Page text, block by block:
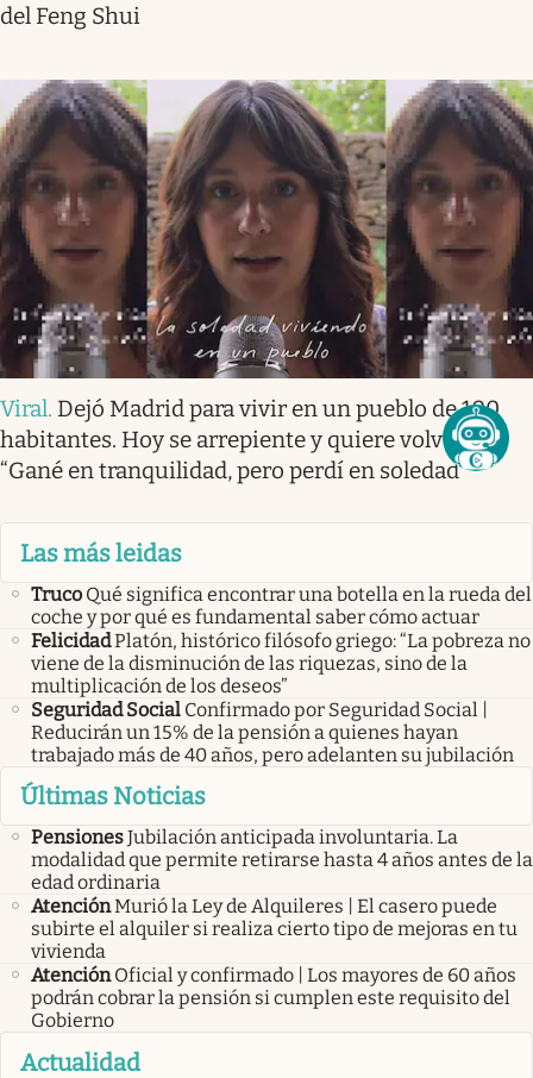
del Feng Shui
Viral. Dejó Madrid para vivir en un pueblo de 100
habitantes. Hoy se arrepiente y quiere volver:
“Gané en tranquilidad, pero perdí en soledad”
Las más leidas
Truco Qué significa encontrar una botella en la rueda del
coche y por qué es fundamental saber cómo actuar
FelicidadPlatón, histórico filósofo griego: “La pobreza no
viene de la disminución de las riquezas, sino de la
multiplicación de los deseos”
Seguridad Social Confirmado por Seguridad Social |
Reducirán un 15% de la pensión a quienes hayan
trabajado más de 40 años, pero adelanten su jubilación
Últimas Noticias
PensionesJubilación anticipada involuntaria. La
modalidad que permite retirarse hasta 4 años antes de la
edad ordinaria
AtenciónMurió la Ley de Alquileres | El casero puede
subirte el alquiler si realiza cierto tipo de mejoras en tu
vivienda
Atención Oficial y confirmado | Los mayores de 60 años
podrán cobrar la pensión si cumplen este requisito del
Gobierno
Actualidad